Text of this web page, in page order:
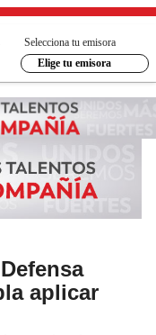
Selecciona tu emisora
Elige tu emisora
aplicar